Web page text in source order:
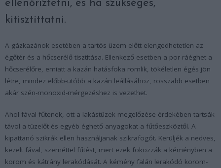
ellenőriztetni, és ha szükséges,
kitisztíttatni.
A gázkazánok esetében a tartós üzem előtt elengedhetetlen az
égőtér és a hőcserélő tisztítása. Ellenkező esetben a por ráéghet a
hőcserélőre, emiatt a kazán hatásfoka romlik, tökéletlen égés jön
létre, mindez előbb-utóbb a kazán leállásához, rosszabb esetben
akár szén-monoxid-mérgezéshez is vezethet.
Ahol fával fűtenek, ott a lakástüzek megelőzése érdekében tartsák
távol a tüzelőt és egyéb éghető anyagokat a fűtőeszköztől. A
kipattanó szikrák ellen használjanak szikrafogót. Kerüljék a nedves,
kezelt fával, szeméttel fűtést, mert ezek fokozzák a kéményben a
korom és kátrány lerakódását. A kémény falán lerakódó korom-